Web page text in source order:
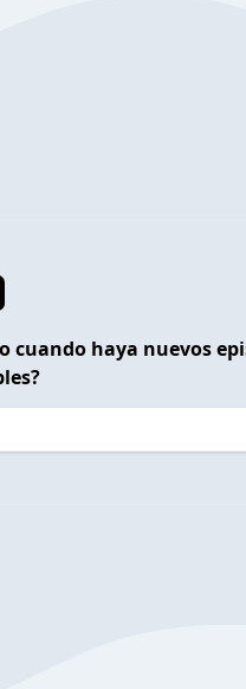
cuando haya nuevos